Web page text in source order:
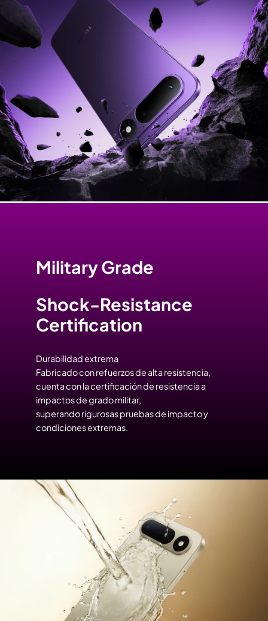
Military Grade
Shock-Resistance
Certification
Durabilidad extrema
Fabricado con refuerzos de alta resistencia,
cuenta con la certificación de resistencia a
impactos de grado militar,
superando rigurosas pruebas de impacto y
condiciones extremas.